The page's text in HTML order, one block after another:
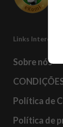
Links
Sobre nós
Política de
Política de